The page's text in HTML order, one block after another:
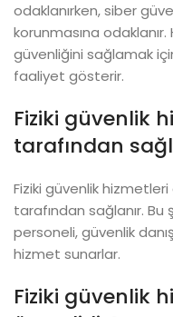
odaklanırken, siber
korunmasına
güvenliğini sağlamak
faaliyet gösterir.
Fiziki güvenlik
tarafından
Fiziki güvenlik
tarafından sağlanır.
personeli, güvenlik
hizmet sunarlar.
Fiziki güvenlik